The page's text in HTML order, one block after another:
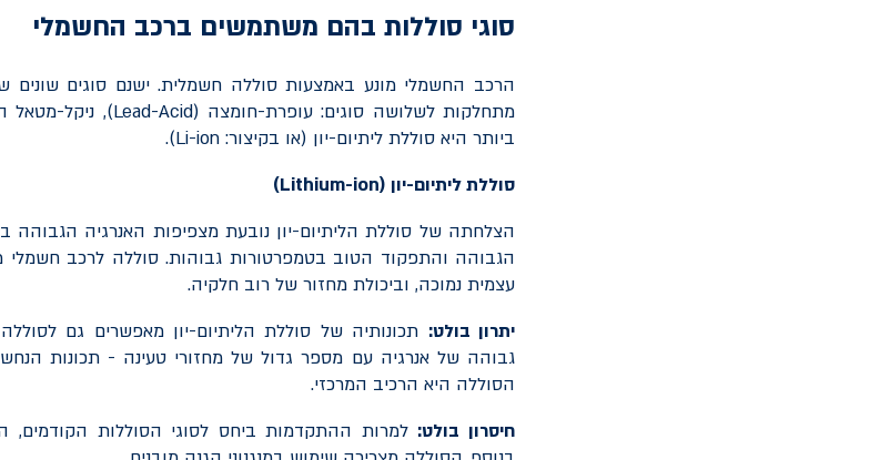
סוגי סוללות בהם משתמשים ברכב החשמלי
הרכב החשמלי מונע באמצעות סוללה חשמלית. ישנם סוגים שונים
מתחלקות לשלושה סוגים: עופרת-חומצה (Lead-Acid), ניקל-מטאל
ביותר היא סוללת ליתיום-יון (או בקיצור: Li-ion
).
סוללת ליתיום-יון (Lithium-ion
)
הצלחתה של סוללת הליתיום-יון נובעת מצפיפות האנרגיה הגבוהה
הגבוהה והתפקוד הטוב בטמפרטורות גבוהות. סוללה לרכב חשמלי
עצמית נמוכה, וביכולת מחזור של רוב חלקיה.
יתרון בולט: תכונותיה של סוללת הליתיום-יון מאפשרים גם
גבוהה של אנרגיה עם מספר גדול של מחזורי טעינה - תכונות
הסוללה היא הרכיב המרכזי.
חיסרון בולט: למרות ההתקדמות ביחס לסוגי הסוללות הקודמים,